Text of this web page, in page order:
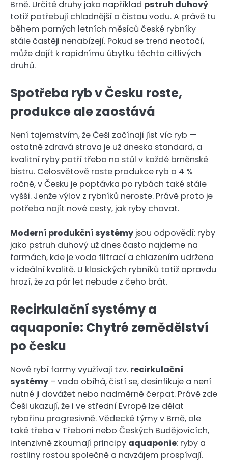
Brně. Určité druhy jako například pstruh duhový
totiž potřebují chladnější a čistou vodu. A právě tu
během parných letních měsíců české rybníky
stále častěji nenabízejí. Pokud se trend neotočí,
může dojít k rapidnímu úbytku těchto citlivých
druhů.
Spotřeba ryb v Česku roste,
produkce ale zaostává
Není tajemstvím, že Češi začínají jíst víc ryb —
ostatně zdravá strava je už dneska standard, a
kvalitní ryby patří třeba na stůl v každé brněnské
bistru. Celosvětově roste produkce ryb o 4 %
ročně, v Česku je poptávka po rybách také stále
vyšší. Jenže výlov z rybníků neroste. Právě proto je
potřeba najít nové cesty, jak ryby chovat.
Moderní produkční systémy jsou odpovědí: ryby
jako pstruh duhový už dnes často najdeme na
farmách, kde je voda filtrací a chlazením udržena
v ideální kvalitě. U klasických rybníků totiž opravdu
hrozí, že za pár let nebude z čeho brát.
Recirkulační systémy a
aquaponie: Chytré zemědělství
po česku
Nové rybí farmy využívají tzv. recirkulační
systémy – voda obíhá, čistí se, desinfikuje a není
nutné ji dovážet nebo nadměrně čerpat. Právě zde
Češi ukazují, že i ve střední Evropě lze dělat
rybařinu progresivně. Vědecké týmy v Brně, ale
také třeba v Třeboni nebo Českých Budějovicích,
intenzivně zkoumají principy aquaponie: ryby a
rostliny rostou společně a navzájem prospívají.